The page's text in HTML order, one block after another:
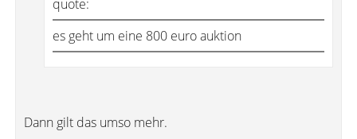
quote:
es geht um eine 800 euro auktion
Dann gilt das umso mehr.